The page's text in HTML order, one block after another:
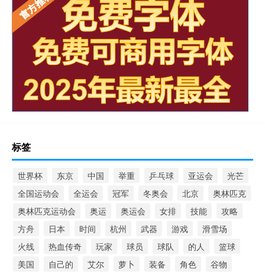
标签
世界杯 东京 中国 举重 乒乓球 亚运会
光芒
全国运动会
全运会 冠军 冬奥会 北京
奥林匹克
奥林匹克运动会
奥运 奥运会 女排 技能
攻略
方舟
日本 时间 杭州 武器 游戏
滑雪场
火线
热血传奇 玩家 球员 球队 的人
篮球
美国
自己的 艾尔 萝卜 装备 角色
谷物